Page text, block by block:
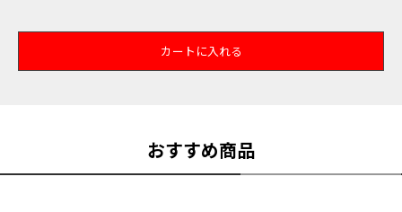
カートに入れる
おすすめ商品